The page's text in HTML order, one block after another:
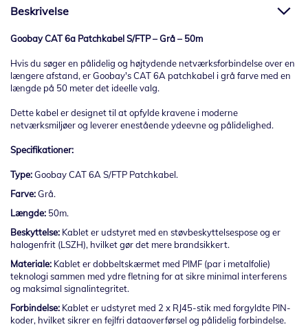
Beskrivelse
Goobay CAT 6a Patchkabel S/FTP – Grå – 50m
Hvis du søger en pålidelig og højtydende netværksforbindelse over en
længere afstand, er Goobay's CAT 6A patchkabel i grå farve med en
længde på 50 meter det ideelle valg.
Dette kabel er designet til at opfylde kravene i moderne
netværksmiljøer og leverer enestående ydeevne og pålidelighed.
Specifikationer:
Type:Goobay CAT 6A S/FTP Patchkabel.
Farve:Grå.
Længde: 50m.
Beskyttelse: Kablet er udstyret med en støvbeskyttelsespose og er
halogenfrit (LSZH), hvilket gør det mere brandsikkert.
Materiale: Kablet er dobbeltskærmet med PIMF (par i metalfolie)
teknologi sammen med ydre fletning for at sikre minimal interferens
og maksimal signalintegritet.
Forbindelse: Kablet er udstyret med 2 x RJ45-stik med forgyldte PIN-
koder, hvilket sikrer en fejlfri dataoverførsel og pålidelig forbindelse.